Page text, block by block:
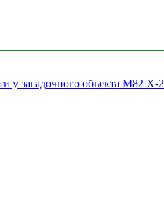
у загадочного объекта M82 X-2